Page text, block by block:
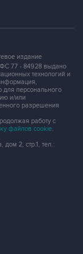
издание
77 - 84928 выдано
технологий и
для персонального
и/или
разрешения
работу с
файлов cookie.
2, стр.1, тел.: